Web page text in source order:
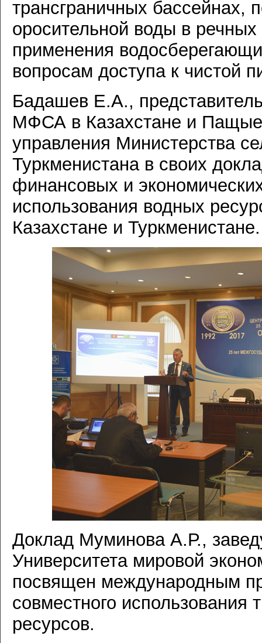
трансграничных бассейнах,
оросительной воды в
применения
вопросам доступа к чистой
Бадашев Е.А.,
МФСА в Казахстане и
управления Министерства
Туркменистана в своих
финансовых и
использования водных
Казахстане и Туркменистане.
Доклад Муминова А.Р.,
Университета мировой
посвящен международным
совместного использования
ресурсов.